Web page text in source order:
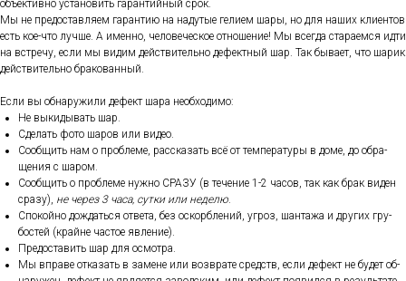
объ­ек­тивно ус­та­новить га­ран­тий­ный срок.
Мы не пре­дос­тавля­ем га­ран­тию на на­дутые ге­ли­ем ша­ры, но для на­ших кли­ен­тов
есть кое-что луч­ше. А имен­но, че­лове­чес­кое от­но­шение! Мы всег­да ста­ра­ем­ся ид­ти
на встре­чу, ес­ли мы ви­дим дей­стви­тель­но де­фек­тный шар. Так бы­ва­ет, что ша­рик
дей­стви­тель­но бра­кован­ный.
Ес­ли вы об­на­ружи­ли де­фект ша­ра не­об­хо­димо:
Не вы­киды­вать шар.
Сде­лать фо­то ша­ров или ви­део.
Со­об­щить нам о проб­ле­ме, рас­ска­зать всё от тем­пе­рату­ры в до­ме, до об­ра­
щения с ша­ром.
Со­об­щить о проб­ле­ме нуж­но СРА­ЗУ (в те­чение 1-2 ча­сов, так как брак ви­ден
сра­зу), не че­рез 3 ча­са, сут­ки или не­делю.
Спо­кой­но дож­дать­ся от­ве­та, без ос­кор­бле­ний, уг­роз, шан­та­жа и дру­гих гру­
бос­тей (край­не час­тое яв­ле­ние).
Пре­дос­та­вить шар для ос­мотра.
Мы впра­ве от­ка­зать в за­мене или воз­вра­те средств, ес­ли де­фект не бу­дет об­